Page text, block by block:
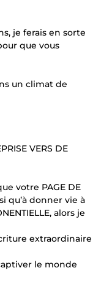
je ferais en sorte
que vous
un climat de
VERS DE
votre PAGE DE
qu’à donner vie à
alors je
extraordinaire
le monde